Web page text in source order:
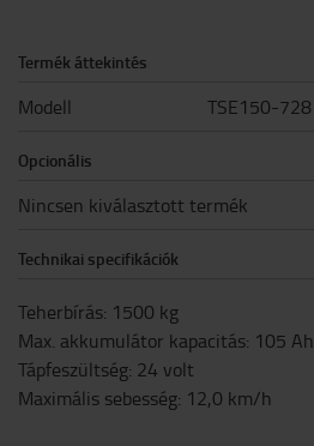
Termék áttekintés
Modell TSE150-728
Opcionális
Nincsen kiválasztott termék
Technikai specifikációk
Teherbírás: 1500 kg
Max. akkumulátor kapacitás: 105 Ah
Tápfeszültség: 24 volt
Maximális sebesség: 12,0 km/h